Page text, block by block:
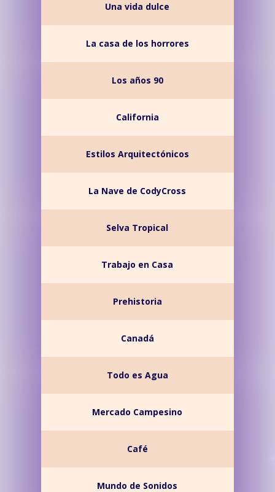
Una vida dulce
La casa de los horrores
Los años 90
California
Estilos Arquitectónicos
La Nave de CodyCross
Selva Tropical
Trabajo en Casa
Prehistoria
Canadá
Todo es Agua
Mercado Campesino
Café
Mundo de Sonidos